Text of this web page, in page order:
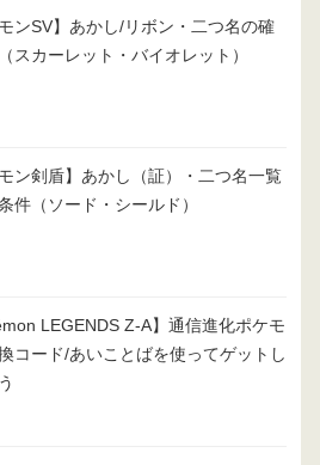
モンSV】あかし/リボン・二つ名の確
スカーレット・バイオレット）
モン剣盾】あかし（証）・二つ名一覧
件（ソード・シールド）
LEGENDS Z-A】通信進化ポケモ
コード/あいことばを使ってゲットし